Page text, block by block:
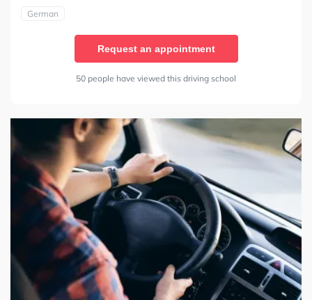
German
Request an appointment
50 people have viewed this driving school